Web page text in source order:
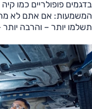
המשמעות: אם אתם לא
תשלמו יותר – והרבה יותר